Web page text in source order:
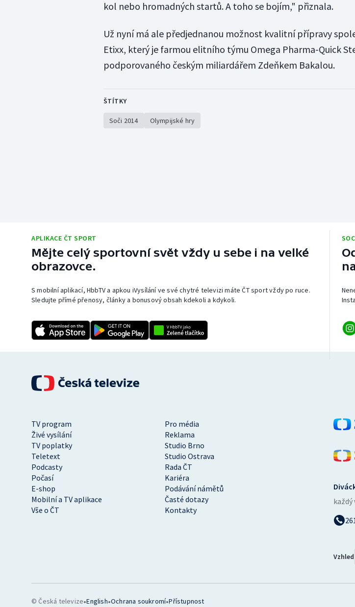
kol nebo hromadných startů. A toho se bojím," přiznala.
Už nyní má ale předjednanou možnost kvalitní přípravy
Etixx, který je farmou elitního týmu Omega Pharma-Quick
podporovaného českým miliardářem Zdeňkem Bakalou.
ŠTÍTKY
Soči 2014 Olympijské hry
APLIKACE ČT SPORT
Mějte celý sportovní svět vždy u sebe i na velké
obrazovce.
S mobilní aplikací, HbbTV a apkou iVysílání ve své chytré televizi máte ČT sport vždy po ruce.
Sledujte přímé přenosy, články a bonusový obsah kdekoli a kdykoli.
TV program
Pro média
Živé vysílání
Reklama
TV poplatky
Studio Brno
Teletext
Studio Ostrava
Podcasty
Rada ČT
Počasí
Kariéra
E-shop
Podávání námětů
Mobilní a TV aplikace
Časté dotazy
Vše o ČT
Kontakty
každý
Vzhled
© Česká televize•English•Ochrana soukromí•Přístupnost